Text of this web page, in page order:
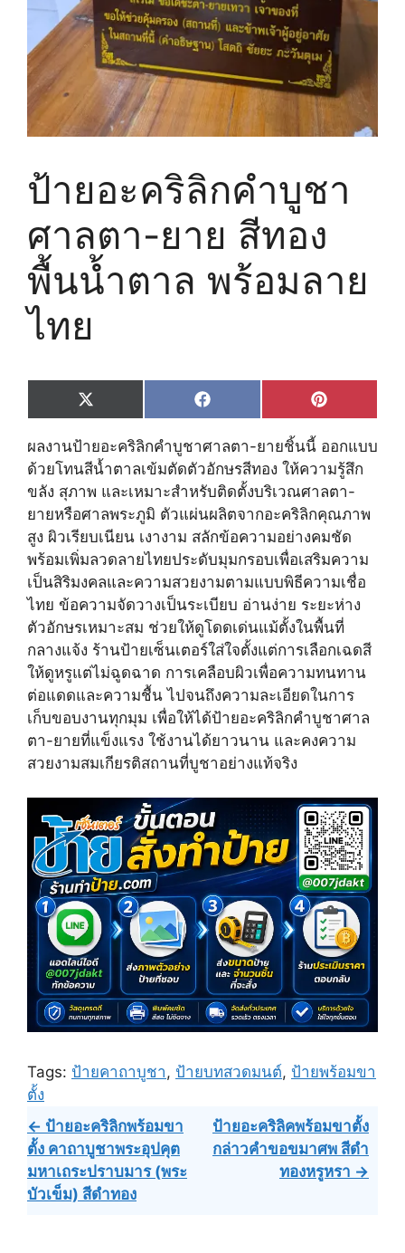
ป้ายอะคริลิกคำบูชา
ศาลตา-ยาย สีทอง
พื้นน้ำตาล พร้อมลาย
ไทย
Share
on
X
(
w
i
t
e
r
)
Share
on
F
a
e
b
o
o
k
Share
on
P
i
t
e
e
s
t
ผลงานป้ายอะคริลิกคำบูชาศาลตา-ยายชิ้นนี้ ออกแบบ
ด้วยโทนสีน้ำตาลเข้มตัดตัวอักษรสีทอง ให้ความรู้สึก
ขลัง สุภาพ และเหมาะสำหรับติดตั้งบริเวณศาลตา-
ยายหรือศาลพระภูมิ ตัวแผ่นผลิตจากอะคริลิกคุณภาพ
สูง ผิวเรียบเนียน เงางาม สลักข้อความอย่างคมชัด
พร้อมเพิ่มลวดลายไทยประดับมุมกรอบเพื่อเสริมความ
เป็นสิริมงคลและความสวยงามตามแบบพิธีความเชื่อ
ไทย ข้อความจัดวางเป็นระเบียบ อ่านง่าย ระยะห่าง
ตัวอักษรเหมาะสม ช่วยให้ดูโดดเด่นแม้ตั้งในพื้นที่
กลางแจ้ง ร้านป้ายเซ็นเตอร์ใส่ใจตั้งแต่การเลือกเฉดสี
ให้ดูหรูแต่ไม่ฉูดฉาด การเคลือบผิวเพื่อความทนทาน
ต่อแดดและความชื้น ไปจนถึงความละเอียดในการ
เก็บขอบงานทุกมุม เพื่อให้ได้ป้ายอะคริลิกคำบูชาศาล
ตา-ยายที่แข็งแรง ใช้งานได้ยาวนาน และคงความ
สวยงามสมเกียรติสถานที่บูชาอย่างแท้จริง
Tags: ป้ายคาถาบูชา, ป้ายบทสวดมนต์, ป้ายพร้อมขา
ตั้ง
Post
navigation
← ป้ายอะคริลิกพร้อมขา
ตั้ง คาถาบูชาพระอุปคุต
มหาเถระปราบมาร (พระ
บัวเข็ม) สีดำทอง
ป้ายอะคริลิคพร้อมขาตั้ง
กล่าวคำขอขมาศพ สีดำ
ทองหรูหรา →